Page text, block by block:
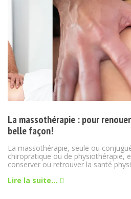
La massothérapie : pour
belle façon!
La massothérapie, seule ou
chiropratique ou de physiothérapie,
conserver ou retrouver la santé
Lire la suite...